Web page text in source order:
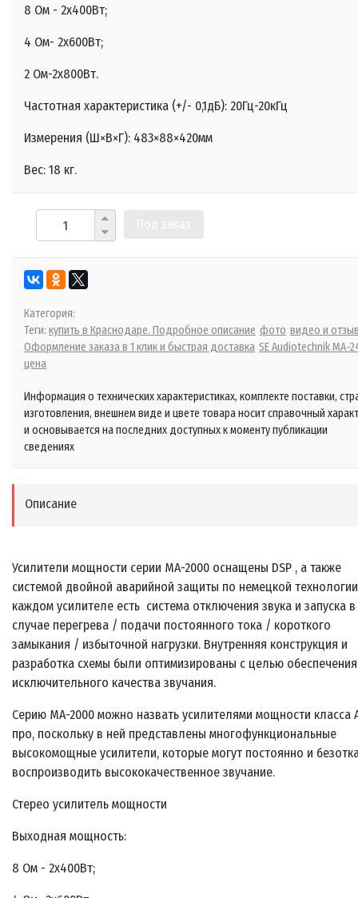
8 Ом - 2х400Вт;
4 Ом- 2х600Вт;
2 Ом-2х800Вт.
Частотная характеристика (+/- 0,1дБ): 20Гц-20кГц
Измерения (Ш×В×Г): 483×88×420мм
Вес: 18 кг.
Категория:
Теги: купить в Краснодаре. Подробное описание фото видео и
Оформление заказа в 1 клик и быстрая доставка SE Audiotechnik MA-
цена
Информация о технических характеристиках, комплекте поставки,
изготовления, внешнем виде и цвете товара носит справочный
и основывается на последних доступных к моменту публикации
сведениях
Описание
Усилители мощности серии МА-2000 оснащены DSP , а также
системой двойной аварийной защиты по немецкой
каждом усилителе есть система отключения звука и запуска в
случае перегрева / подачи постоянного тока / короткого
замыкания / избыточной нагрузки. Внутренняя конструкция и
разработка схемы были оптимизированы с целью обеспечения
исключительного качества звучания.
Серию МА-2000 можно назвать усилителями мощности класса
про, поскольку в ней представлены многофункциональные
высокомощные усилители, которые могут постоянно и
воспроизводить высококачественное звучание.
Стерео усилитель мощности
Выходная мощность:
8 Ом - 2х400Вт;